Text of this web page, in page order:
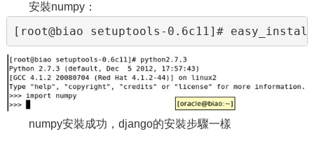
安裝numpy：
[root@biao setuptools-0.6c11]#
numpy安裝成功，django的安裝步驟一樣